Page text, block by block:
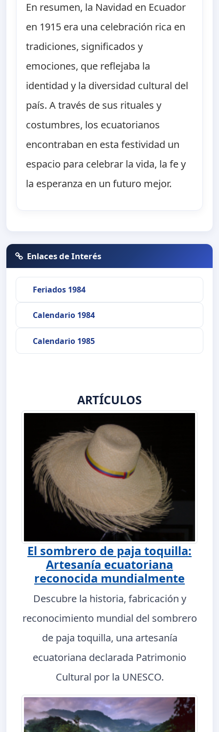
En resumen, la Navidad en Ecuador
en 1915 era una celebración rica en
tradiciones, significados y
emociones, que reflejaba la
identidad y la diversidad cultural del
país. A través de sus rituales y
costumbres, los ecuatorianos
encontraban en esta festividad un
espacio para celebrar la vida, la fe y
la esperanza en un futuro mejor.
Enlaces de Interés
Feriados 1984
Calendario 1984
Calendario 1985
ARTÍCULOS
El sombrero de paja toquilla:
Artesanía ecuatoriana
reconocida mundialmente
Descubre la historia, fabricación y
reconocimiento mundial del sombrero
de paja toquilla, una artesanía
ecuatoriana declarada Patrimonio
Cultural por la UNESCO.